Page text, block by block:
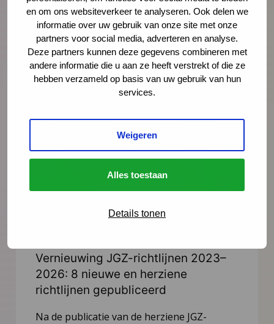
en om ons websiteverkeer te analyseren. Ook delen we
informatie over uw gebruik van onze site met onze
partners voor social media, adverteren en analyse.
Deze partners kunnen deze gegevens combineren met
andere informatie die u aan ze heeft verstrekt of die ze
hebben verzameld op basis van uw gebruik van hun
services.
Weigeren
Alles toestaan
Details tonen
Jeugdgezondheid.
Lees meer
Vernieuwing JGZ-richtlijnen 2023–
2026: 8 nieuwe en herziene
richtlijnen gepubliceerd
Na de publicatie van de herziene JGZ-